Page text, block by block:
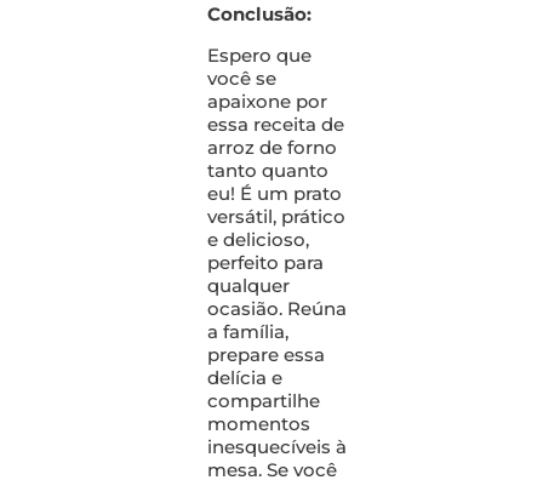
Conclusão:
Espero que
você se
apaixone por
essa receita de
arroz de forno
tanto quanto
eu! É um prato
versátil, prático
e delicioso,
perfeito para
qualquer
ocasião. Reúna
a família,
prepare essa
delícia e
compartilhe
momentos
inesquecíveis à
mesa. Se você